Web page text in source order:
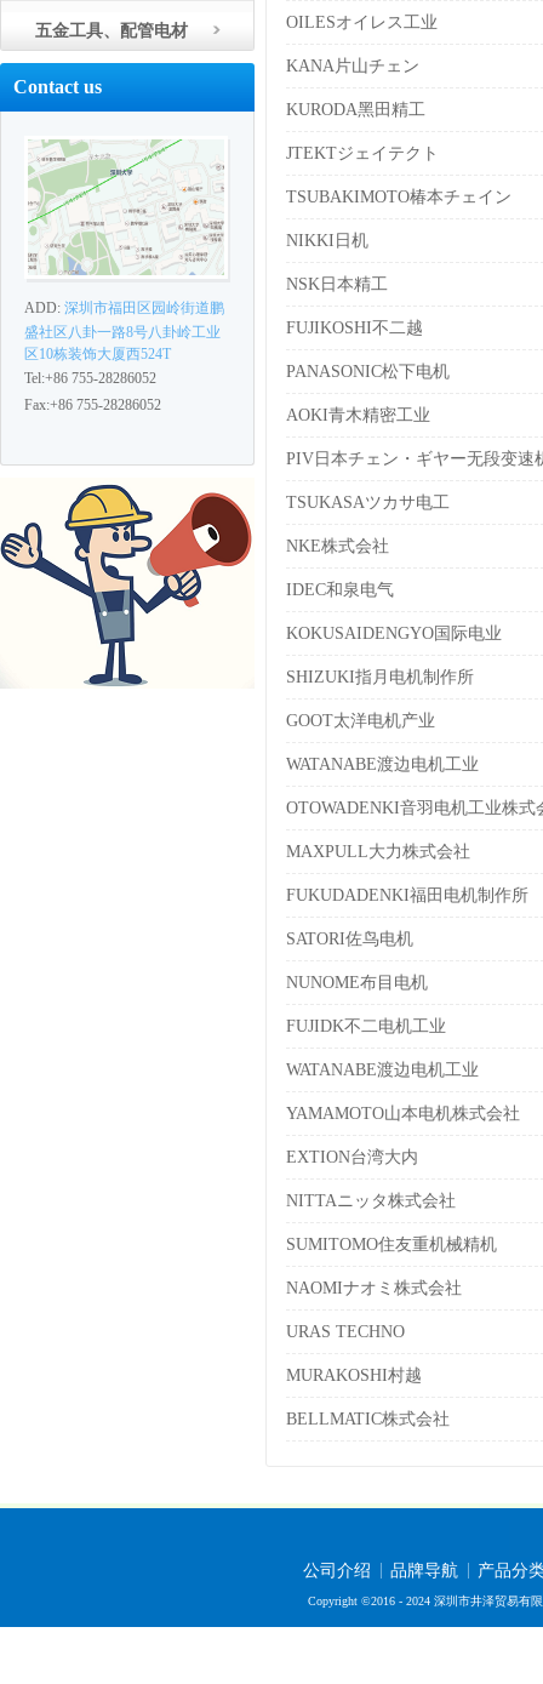
五金工具、配管电材
Contact us
ADD: 深圳市福田区园岭街道鹏
盛社区八卦一路8号八卦岭工业
区10栋装饰大厦西524T
Tel:+86 755-28286052
Fax:+86 755-28286052
OILESオイレス工业
KANA片山チェン
KURODA黑田精工
JTEKTジェイテクト
TSUBAKIMOTO椿本チェイン
NIKKI日机
NSK日本精工
FUJIKOSHI不二越
PANASONIC松下电机
AOKI青木精密工业
PIV日本チェン・ギヤー无段变速
TSUKASAツカサ电工
NKE株式会社
IDEC和泉电气
KOKUSAIDENGYO国际电业
SHIZUKI指月电机制作所
GOOT太洋电机产业
WATANABE渡边电机工业
OTOWADENKI音羽电机工业株式
MAXPULL大力株式会社
FUKUDADENKI福田电机制作所
SATORI佐鸟电机
NUNOME布目电机
FUJIDK不二电机工业
WATANABE渡边电机工业
YAMAMOTO山本电机株式会社
EXTION台湾大内
NITTAニッタ株式会社
SUMITOMO住友重机械精机
NAOMIナオミ株式会社
URAS TECHNO
MURAKOSHI村越
BELLMATIC株式会社
公司介绍 品牌导航 产品分
Copyright ©2016 - 2024 深圳市井泽贸易有